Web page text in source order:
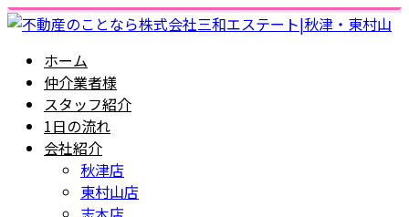
ホーム
仲介業者様
スタッフ紹介
1日の流れ
会社紹介
秋津店
東村山店